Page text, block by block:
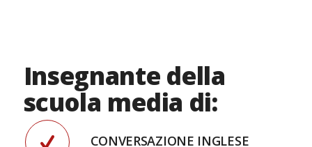
Insegnante della
scuola media di:
CONVERSAZIONE INGLESE